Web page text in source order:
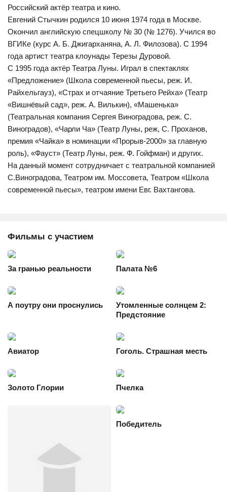
Российский актёр театра и кино.
Евгений Стычкин родился 10 июня 1974 года в Москве.
Окончил английскую спецшколу № 30 (№ 1276). Учился во
ВГИКе (курс А. Б. Джигарханяна, А. Л. Филозова). С 1994
года артист театра клоунады Терезы Дуровой.
С 1995 года актёр Театра Луны. Играл в спектаклях
«Предложение» (Школа современной пьесы, реж. И.
Райхельгауз), «Страх и отчаяние Третьего Рейха» (Театр
«Вишнёвый сад», реж. А. Вилькин), «Машенька»
(Театральная компания Сергея Виноградова, реж. С.
Виноградов), «Чарли Ча» (Театр Луны, реж, С. Проханов,
премия «Чайка» в номинации «Прорыв-2000» за главную
роль), «Фауст» (Театр Луны, реж. Ф. Гойфман) и других.
На данный момент сотрудничает с театральной компанией
С.Виноградова, Театром им. Моссовета, Театром «Школа
современной пьесы», театром имени Евг. Вахтангова.
Фильмы с участием
За гранью реальности Палата №6
А поутру они проснулись
Утомленные солнцем 2:
Предстояние
Авиатор Гоголь. Страшная месть
Золото Глории Пчелка
Победитель